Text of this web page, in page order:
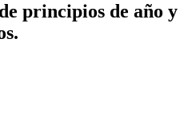
principios de año y